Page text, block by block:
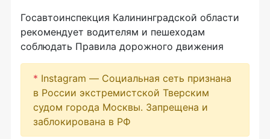
Госавтоинспекция Калининградской области
рекомендует водителям и пешеходам
соблюдать Правила дорожного движения
* Instagram — Социальная сеть признана
в России экстремистской Тверским
судом города Москвы. Запрещена и
заблокирована в РФ